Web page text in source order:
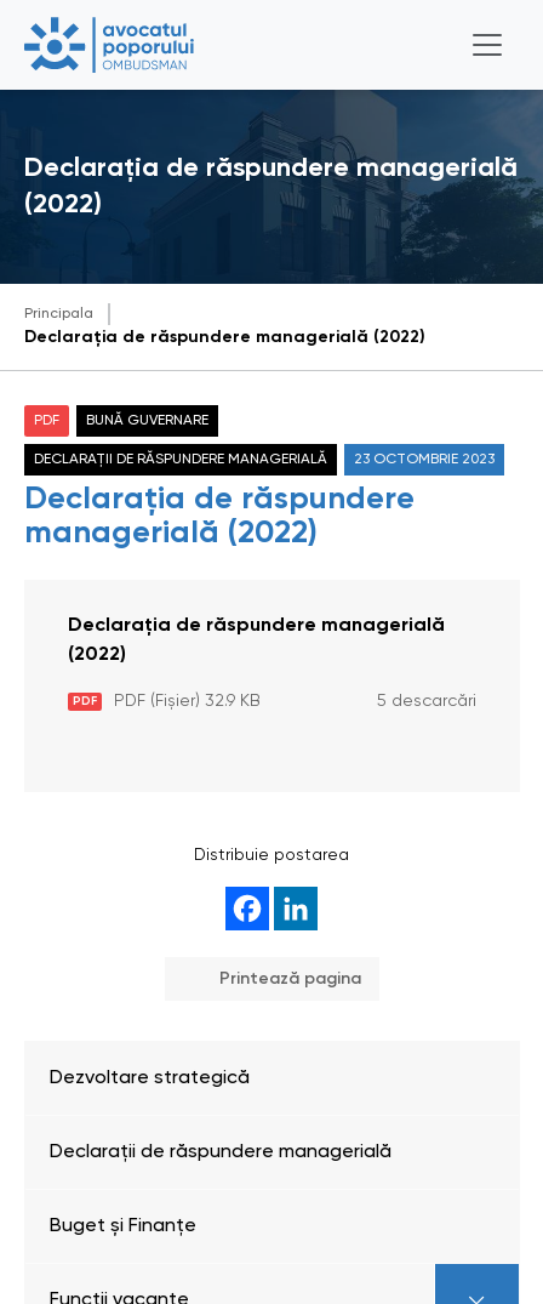
Declarația de răspundere managerială
(2022)
Principala
Declarația de răspundere managerială (2022)
PDF BUNĂ GUVERNARE
DECLARAȚII DE RĂSPUNDERE MANAGERIALĂ 23 OCTOMBRIE 2023
Declarația de răspundere
managerială (2022)
Declarația de răspundere managerială
(2022)
PDF PDF (Fișier) 32.9 KB 5 descarcări
Distribuie postarea
Printează pagina
Dezvoltare strategică
Declarații de răspundere managerială
Buget și Finanțe